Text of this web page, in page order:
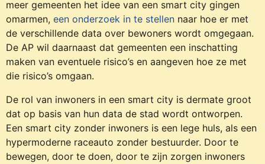
meer gemeenten het idee van een smart city gingen
omarmen, een onderzoek in te stellen naar hoe er met
de verschillende data over bewoners wordt omgegaan.
De AP wil daarnaast dat gemeenten een inschatting
maken van eventuele risico’s en aangeven hoe ze met
die risico’s omgaan.
De rol van inwoners in een smart city is dermate groot
dat op basis van hun data de stad wordt ontworpen.
Een smart city zonder inwoners is een lege huls, als een
hypermoderne raceauto zonder bestuurder. Door te
bewegen, door te doen, door te zijn zorgen inwoners